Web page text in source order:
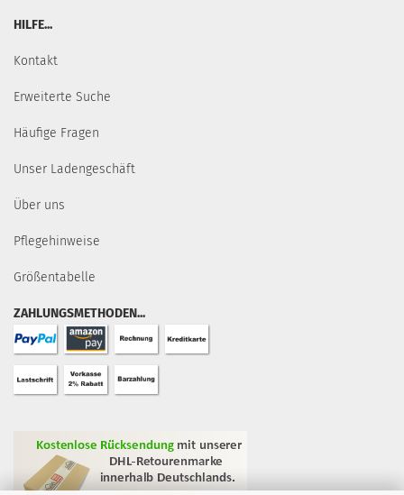
HILFE...
Kontakt
Erweiterte Suche
Häufige Fragen
Unser Ladengeschäft
Über uns
Pflegehinweise
Größentabelle
ZAHLUNGSMETHODEN...